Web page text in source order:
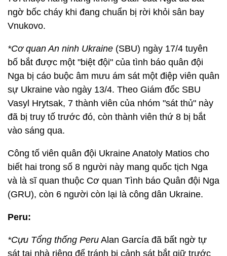
ngờ bốc cháy khi đang chuẩn bị rời khỏi sân bay
Vnukovo.
*Cơ quan An ninh Ukraine (SBU) ngày 17/4 tuyên
bố bắt được một "biệt đội" của tình báo quân đội
Nga bị cáo buộc âm mưu ám sát một điệp viên quân
sự Ukraine vào ngày 13/4. Theo Giám đốc SBU
Vasyl Hrytsak, 7 thành viên của nhóm "sát thủ" này
đã bị truy tố trước đó, còn thành viên thứ 8 bị bắt
vào sáng qua.
Công tố viên quân đội Ukraine Anatoly Matios cho
biết hai trong số 8 người này mang quốc tịch Nga
và là sĩ quan thuộc Cơ quan Tình báo Quân đội Nga
(GRU), còn 6 người còn lại là công dân Ukraine.
Peru:
*Cựu Tổng thống Peru Alan García đã bất ngờ tự
sát tại nhà riêng để tránh bị cảnh sát bắt giữ trước